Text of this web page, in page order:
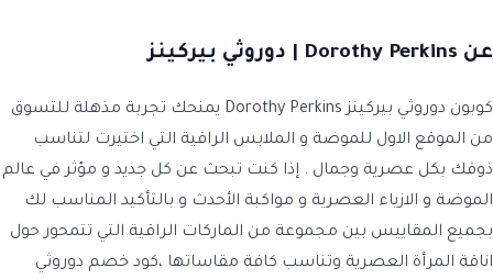
عن Dorothy Perkins | دوروثي بيركينز
كوبون دوروثي بيركينز Dorothy Perkins يمنحك تجربة مذهلة للتسوق
من الموقع الاول للموضة و الملابس الراقية التي اختيرت لتناسب
ذوقك بكل عصرية وجمال . إذا كنت تبحث عن كل جديد و مؤثر في عالم
الموضة و الازياء العصرية و مواكبة الأحدث و بالتأكيد المناسب لك
بجميع المقاييس بين مجموعة من الماركات الراقية التي تتمحور حول
اناقة المرأة العصرية وتناسب كافة مقاساتها ،كود خصم دوروثي